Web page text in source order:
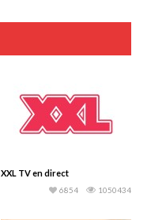
XXL TV en direct
1050434
6854